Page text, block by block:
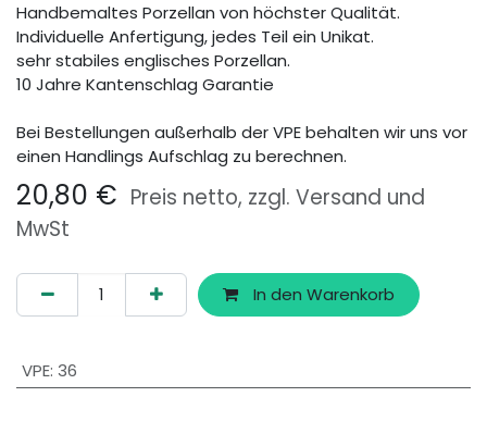
Handbemaltes Porzellan von höchster Qualität.
Individuelle Anfertigung, jedes Teil ein Unikat.
sehr stabiles englisches Porzellan.
10 Jahre Kantenschlag Garantie
Bei Bestellungen außerhalb der VPE behalten wir uns vor
einen Handlings Aufschlag zu berechnen.
20,80 € Preis netto, zzgl. Versand und
MwSt
In den Warenkorb
VPE: 36